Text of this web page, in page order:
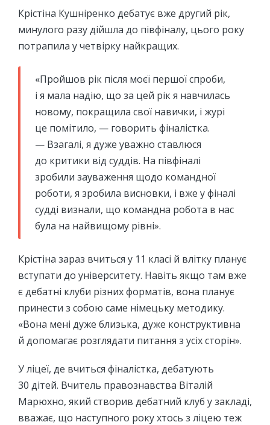
Крістіна Кушніренко дебатує вже другий рік,
минулого разу дійшла до півфіналу, цього року
потрапила у четвірку найкращих.
«Пройшов рік після моєї першої спроби,
і я мала надію, що за цей рік я навчилась
новому, покращила свої навички, і журі
це помітило, — говорить фіналістка.
— Взагалі, я дуже уважно ставлюся
до критики від суддів. На півфіналі
зробили зауваження щодо командної
роботи, я зробила висновки, і вже у фіналі
судді визнали, що командна робота в нас
була на найвищому рівні».
Крістіна зараз вчиться у 11 класі й влітку планує
вступати до університету. Навіть якщо там вже
є дебатні клуби різних форматів, вона планує
принести з собою саме німецьку методику.
«Вона мені дуже близька, дуже конструктивна
й допомагає розглядати питання з усіх сторін».
У ліцеї, де вчиться фіналістка, дебатують
30 дітей. Вчитель правознавства Віталій
Марюхно, який створив дебатний клуб у закладі,
вважає, що наступного року хтось з ліцею теж